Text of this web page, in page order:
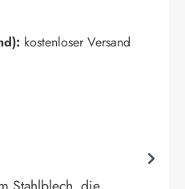
kostenloser Versand